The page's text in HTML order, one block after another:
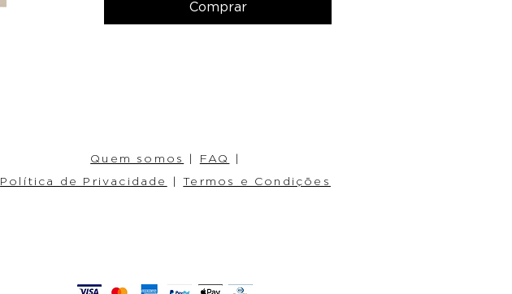
Comprar
Quem somos | FAQ
|
Política de Privacidade
|Termos e Condições